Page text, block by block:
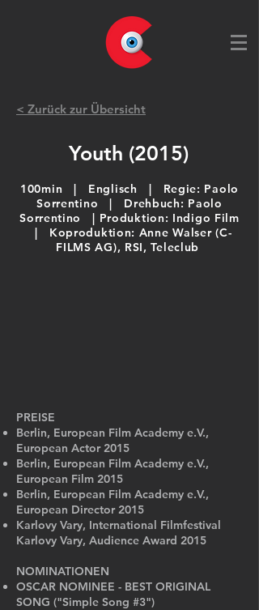
< Zurück zur Übersicht
Youth (2015)
100min | Englisch | Regie: Paolo
Sorrentino | Drehbuch: Paolo
Sorrentino | Produktion: Indigo Film
| Koproduktion: Anne Walser (C-
FILMS AG), RSI, Teleclub
PREISE
Berlin, European Film Academy e.V.,
European Actor 2015
Berlin, European Film Academy e.V.,
European Film 2015
Berlin, European Film Academy e.V.,
European Director 2015
Karlovy Vary, International Filmfestival
Karlovy Vary, Audience Award 2015
NOMINATIONEN
OSCAR NOMINEE - BEST ORIGINAL
SONG ("Simple Song #3")